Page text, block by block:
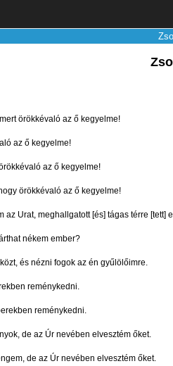
örökkévaló az ő kegyelme!
az ő kegyelme!
az ő kegyelme!
örökkévaló az ő kegyelme!
Urat, meghallgatott [és] tágas térre [tett]
nékem ember?
és nézni fogok az én gyűlölőimre.
reménykedni.
reménykedni.
de az Úr nevében elvesztém őket.
de az Úr nevében elvesztém őket.